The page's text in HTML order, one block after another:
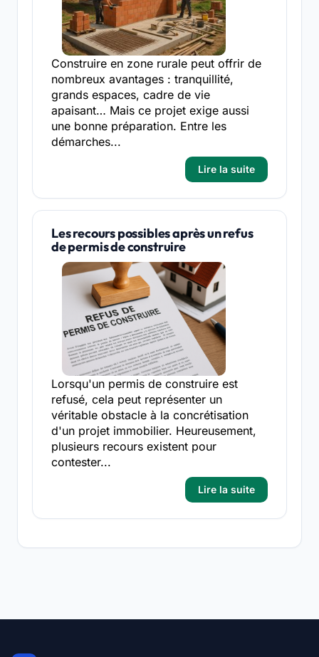
Construire en zone rurale peut offrir de
nombreux avantages : tranquillité,
grands espaces, cadre de vie
apaisant… Mais ce projet exige aussi
une bonne préparation. Entre les
démarches...
Lire la suite
Les recours possibles après un refus
de permis de construire
Lorsqu'un permis de construire est
refusé, cela peut représenter un
véritable obstacle à la concrétisation
d'un projet immobilier. Heureusement,
plusieurs recours existent pour
contester...
Lire la suite